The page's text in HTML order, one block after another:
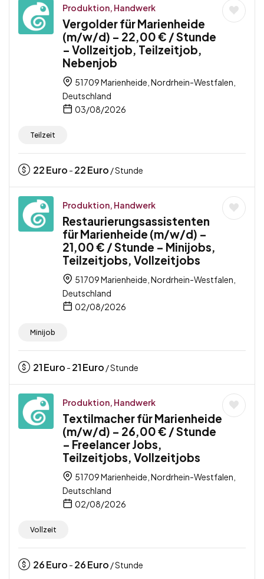
Produktion, Handwerk
Vergolder für Marienheide
(m/w/d) – 22,00 € / Stunde
– Vollzeitjob, Teilzeitjob,
Nebenjob
51709 Marienheide, Nordrhein-Westfalen,
Deutschland
03/08/2026
Teilzeit
22Euro - 22Euro / Stunde
Produktion, Handwerk
Restaurierungsassistenten
für Marienheide (m/w/d) –
21,00 € / Stunde – Minijobs,
Teilzeitjobs, Vollzeitjobs
51709 Marienheide, Nordrhein-Westfalen,
Deutschland
02/08/2026
Minijob
21Euro - 21Euro / Stunde
Produktion, Handwerk
Textilmacher für Marienheide
(m/w/d) – 26,00 € / Stunde
– Freelancer Jobs,
Teilzeitjobs, Vollzeitjobs
51709 Marienheide, Nordrhein-Westfalen,
Deutschland
02/08/2026
Vollzeit
26Euro - 26Euro / Stunde